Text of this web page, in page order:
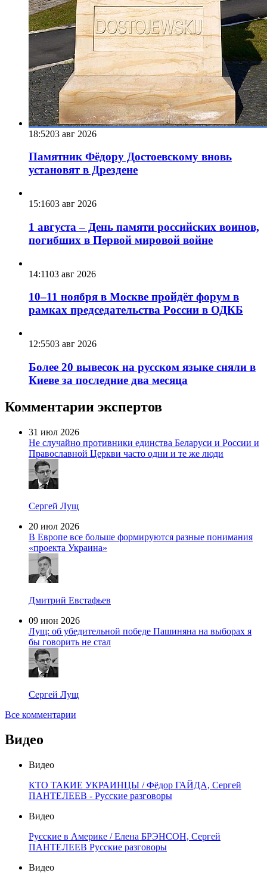
18:5203 авг 2026
Памятник Фёдору Достоевскому вновь
установят в Дрездене
15:1603 авг 2026
1 августа – День памяти российских воинов,
погибших в Первой мировой войне
14:1103 авг 2026
10–11 ноября в Москве пройдёт форум в
рамках председательства России в ОДКБ
12:5503 авг 2026
Более 20 вывесок на русском языке сняли в
Киеве за последние два месяца
Комментарии экспертов
31 июл 2026
Не случайно противники единства Беларуси и России и
Православной Церкви часто одни и те же люди
Сергей Лущ
20 июл 2026
В Европе все больше формируются разные понимания
«проекта Украина»
Дмитрий Евстафьев
09 июн 2026
Лущ: об убедительной победе Пашиняна на выборах я
бы говорить не стал
Сергей Лущ
Все комментарии
Видео
Видео
КТО ТАКИЕ УКРАИНЦЫ / Фёдор ГАЙДА, Сергей
ПАНТЕЛЕЕВ - Русские разговоры
Видео
Русские в Америке / Елена БРЭНСОН, Сергей
ПАНТЕЛЕЕВ Русские разговоры
Видео